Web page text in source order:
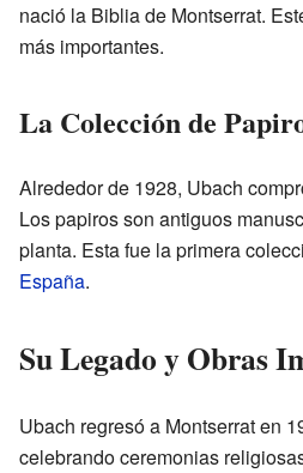
nació la Biblia de Montserrat.
más importantes.
La Colección de
Alrededor de 1928, Ubach
Los papiros son antiguos
planta. Esta fue la primera
España.
Su Legado y Obras
Ubach regresó a Montserrat en
celebrando ceremonias